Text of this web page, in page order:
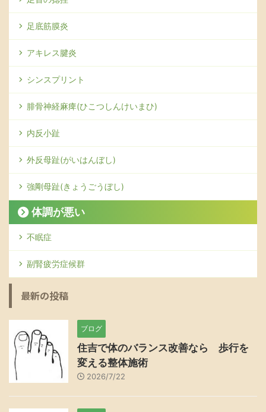
足底筋膜炎
アキレス腱炎
シンスプリント
腓骨神経麻痺(ひこつしんけいまひ)
内反小趾
外反母趾(がいはんぼし)
強剛母趾(きょうごうぼし)
体調が悪い
不眠症
副腎疲労症候群
最新の投稿
ブログ
住吉で体のバランス改善なら 歩行を
変える整体施術
2026/7/22